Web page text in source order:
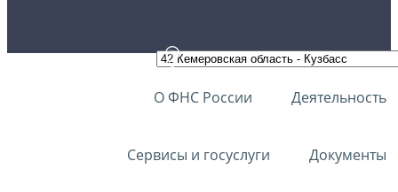
О ФНС России Деятельность
Сервисы и госуслуги Документы